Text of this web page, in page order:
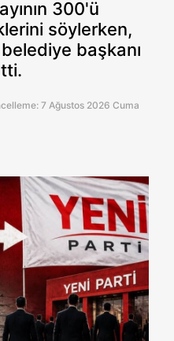
300'ü
söylerken,
başkanı
7 Ağustos 2026 Cuma